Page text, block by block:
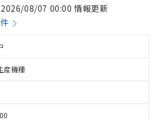
2026/08/07 00:00 情報更新
産機種